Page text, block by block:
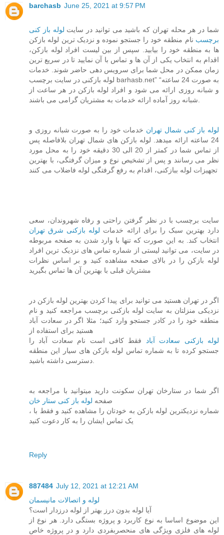
barchasb June 25, 2021 at 9:57 PM
شما در هر محله تهران که باشید می توانید در سایت لوله باز کنی
برچسب نام منطقه خود را جستجو نموده و نزدیک ترین لوله بازکن
ها به منطقه خود را بیابید. سپس از بین لیست افراد لوله بازکن،
اقدام به انتخاب یکی از آن ها و تماس با آن نمایید تا در سریع ترین
زمان ممکن در محل شما برای سرویس دهی حاضر شوند. خدمات
لوله بازکنی در سایت برچسب barhasb.net” “به صورت 24 ساعته
و شبانه روزی ارائه می شود و افراد لوله بازکن در هر ساعت از
لوله باز کنی شمال تهران خدمات خود را به صورت شبانه روزی و
24 ساعته ارائه میدهد. لوله بازکن های شمال تهران بلافاصله پس
از تماس شما در کمتر از 20 الی 30 دقیقه خود را به محل مورد
نظر می رسانند و پس از تشخیص نوع و میزان گرفتگی، با بهترین
تجهیزات لوله ببازکنی، اقدام به رفع گرفتگی لوله فاضلاب می کنند
سایت برچسب با در نظر گرفتن راحتی و رفاه شهروندان، سعی
دارد بهترین سبک را برای ارائه خدمات لوله بازکنی شرق تهران
انتخاب کند. به این صورت که تنها با وارد شدن به صفحه مربوطه
در سایت، می توانید لیستی از شماره تماس های نزدیک ترین افراد
لوله بازکن را در بالای صفحه مشاهده کنید و بر اساس نظرات
مشتریان قبلی با بهترین آن ها تماس بگیرید
اگر در تهران هستید می توانید برای پیدا کردن بهترین لوله بازکن در
نزدیکی منزلتان به سایت لوله بازکنی برچسب مراجعه کنید و نام
منطقه خود را در کادر جستجو وارد کنید؛ مثلا اگر در سعادت آباد
هستید برای استفاده از
لوله بازکنی سعادت آباد فقط کافی است نام سعادت آباد را
جستجو کرده تا به شماره تماس لوله بازکن های سیار این منطقه
اگر شما در ستارخان تهران سکونت دارید میتوانید با مراجعه به
صفحه لوله باز کنی ستار خان
، شماره نزدیکترین لوله بازکن به خودتان را مشاهده کنید و فقط با
یک تماس ایشان را به کار دعوت کنید
Reply
887484 July 12, 2021 at 12:21 AM
لوله و اتصالات مانیسمان
آیا لوله بدون درز بهتر از لوله درزدار است؟
این موضوع اساسا به نوع کاربرد و پروژه بستگی دارد. هر نوع از
لوله های فلزی ویژگی های منحصربفردی دارد و در پروژه خاص